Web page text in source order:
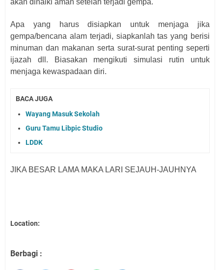
akan dinaiki aman setelah terjadi gempa.
Apa yang harus disiapkan untuk menjaga jika
gempa/bencana alam terjadi, siapkanlah tas yang berisi
minuman dan makanan serta surat-surat penting seperti
ijazah dll. Biasakan mengikuti simulasi rutin untuk
menjaga kewaspadaan diri.
BACA JUGA
Wayang Masuk Sekolah
Guru Tamu Libpic Studio
LDDK
JIKA BESAR LAMA MAKA LARI SEJAUH-JAUHNYA
Location:
Berbagi :